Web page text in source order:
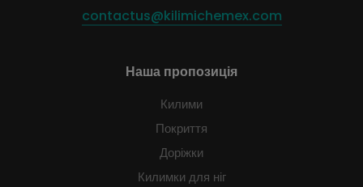
contactus@kilimichemex.com
Наша пропозиція
Килими
Покриття
Доріжки
Килимки для ніг